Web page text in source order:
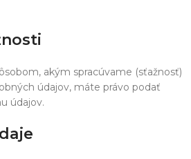
akým spracúvame (sťažnosť)
údajov, máte právo podať
údajov.